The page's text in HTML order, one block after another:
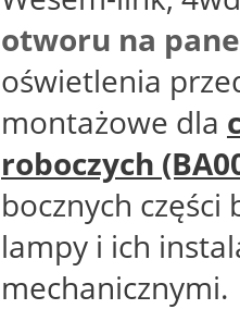
otworu na
oświetlenia
montażowe dla
roboczych
bocznych części
lampy i ich
mechanicznymi.